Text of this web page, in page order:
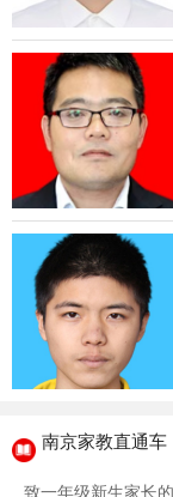
南京家教直通车
致一年级新生家长